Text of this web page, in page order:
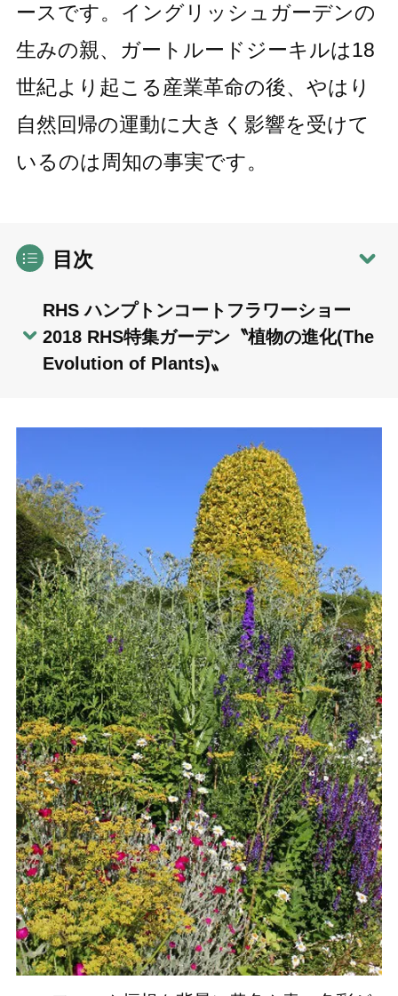
ースです。イングリッシュガーデンの
生みの親、ガートルードジーキルは18
世紀より起こる産業革命の後、やはり
自然回帰の運動に大きく影響を受けて
いるのは周知の事実です。
目次
RHS ハンプトンコートフラワーショー
2018 RHS特集ガーデン〝植物の進化(The
Evolution of Plants)〟